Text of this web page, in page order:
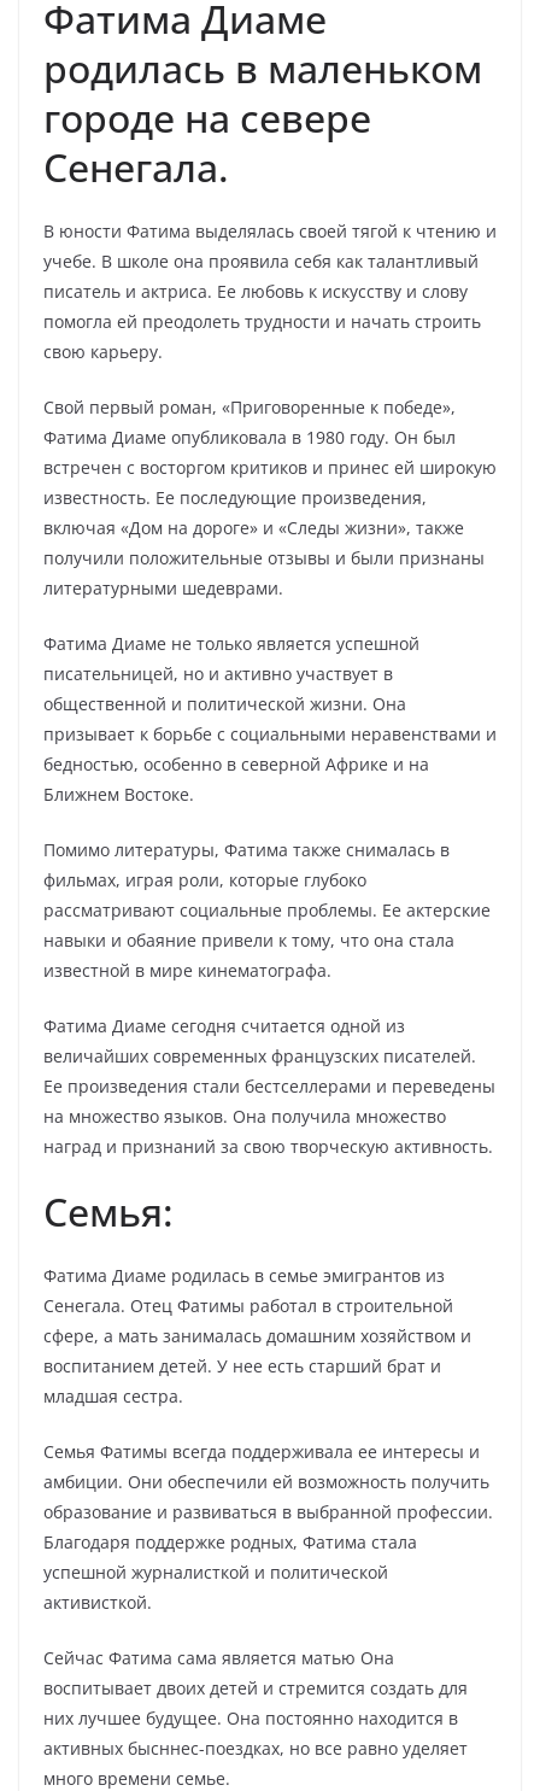
Фатима Диаме
родилась в маленьком
городе на севере
Сенегала.
В юности Фатима выделялась своей тягой к чтению и
учебе. В школе она проявила себя как талантливый
писатель и актриса. Ее любовь к искусству и слову
помогла ей преодолеть трудности и начать строить
свою карьеру.
Свой первый роман, «Приговоренные к победе»,
Фатима Диаме опубликовала в 1980 году. Он был
встречен с восторгом критиков и принес ей широкую
известность. Ее последующие произведения,
включая «Дом на дороге» и «Следы жизни», также
получили положительные отзывы и были признаны
литературными шедеврами.
Фатима Диаме не только является успешной
писательницей, но и активно участвует в
общественной и политической жизни. Она
призывает к борьбе с социальными неравенствами и
бедностью, особенно в северной Африке и на
Ближнем Востоке.
Помимо литературы, Фатима также снималась в
фильмах, играя роли, которые глубоко
рассматривают социальные проблемы. Ее актерские
навыки и обаяние привели к тому, что она стала
известной в мире кинематографа.
Фатима Диаме сегодня считается одной из
величайших современных французских писателей.
Ее произведения стали бестселлерами и переведены
на множество языков. Она получила множество
наград и признаний за свою творческую активность.
Семья:
Фатима Диаме родилась в семье эмигрантов из
Сенегала. Отец Фатимы работал в строительной
сфере, а мать занималась домашним хозяйством и
воспитанием детей. У нее есть старший брат и
младшая сестра.
Семья Фатимы всегда поддерживала ее интересы и
амбиции. Они обеспечили ей возможность получить
образование и развиваться в выбранной профессии.
Благодаря поддержке родных, Фатима стала
успешной журналисткой и политической
активисткой.
Сейчас Фатима сама является матью Она
воспитывает двоих детей и стремится создать для
них лучшее будущее. Она постоянно находится в
активных бысннес-поездках, но все равно уделяет
много времени семье.